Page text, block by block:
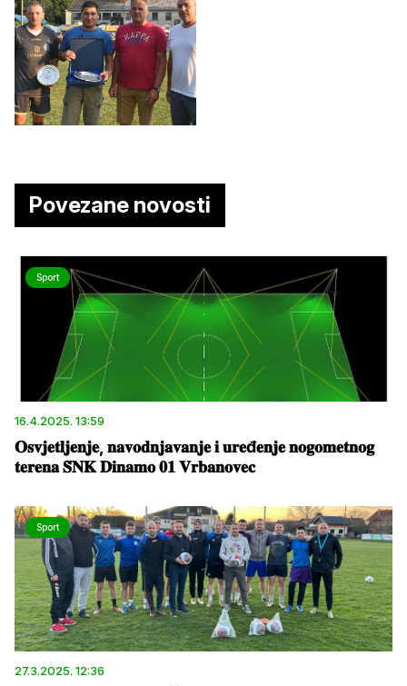
Povezane novosti
Sport
16.4.2025. 13:59
𝐎𝐬𝐯𝐣𝐞𝐭𝐥𝐣𝐞𝐧𝐣𝐞, 𝐧𝐚𝐯𝐨𝐝𝐧𝐣𝐚𝐯𝐚𝐧𝐣𝐞 𝐢 𝐮𝐫𝐞đ𝐞𝐧𝐣𝐞 𝐧𝐨𝐠𝐨𝐦𝐞𝐭𝐧𝐨𝐠
𝐭𝐞𝐫𝐞𝐧𝐚 𝐒̌𝐍𝐊 𝐃𝐢𝐧𝐚𝐦𝐨 𝟎𝟏 𝐕𝐫𝐛𝐚𝐧𝐨𝐯𝐞𝐜
Sport
27.3.2025. 12:36